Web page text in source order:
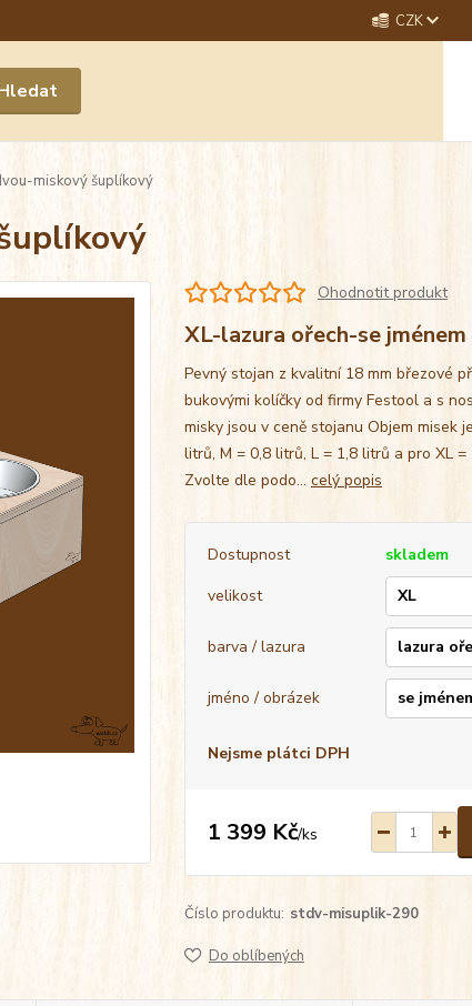
CZK
miskový šuplíkový
Ohodnotit produkt
XL-lazura ořech-se jménem
Pevný stojan z kvalitní 18 mm březové
bukovými kolíčky od firmy Festool a s
misky jsou v ceně stojanu Objem misek
litrů, M = 0,8 litrů, L = 1,8 litrů a pro XL
Zvolte dle podo... celý popis
Dostupnost
skladem
velikost
barva / lazura
jméno / obrázek
Nejsme plátci DPH
1 399 Kč/ks
Číslo produktu: stdv-misuplik-290
Do oblíbených